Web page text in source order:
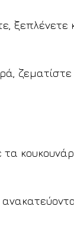
ξεπλένετε